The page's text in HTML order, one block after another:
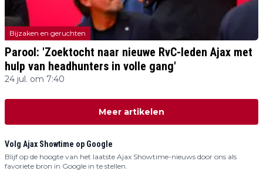
Bijzaken en geruchten
Parool: 'Zoektocht naar nieuwe RvC-leden Ajax met
hulp van headhunters in volle gang'
24 jul. om 7:40
Meer artikelen
Volg Ajax Showtime op Google
Blijf op de hoogte van het laatste Ajax Showtime-nieuws door ons als
favoriete bron in Google in te stellen.